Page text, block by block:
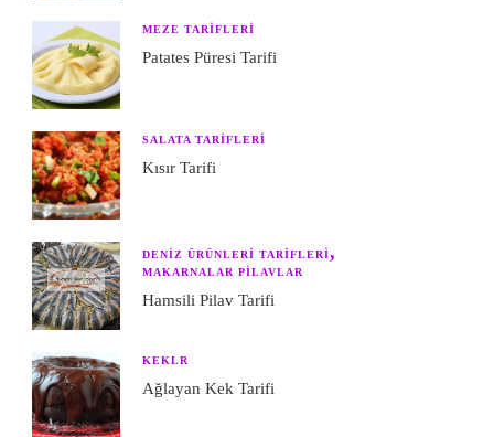
MEZE TARIFLERI
Patates Püresi Tarifi
SALATA TARIFLERI
Kısır Tarifi
DENIZ ÜRÜNLERI TARIFLERI
MAKARNALAR PILAVLAR
Hamsili Pilav Tarifi
KEKLR
Ağlayan Kek Tarifi